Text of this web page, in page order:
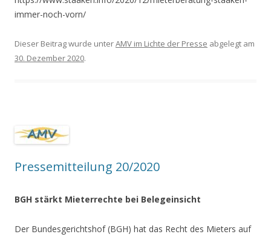
immer-noch-vorn/
Dieser Beitrag wurde unterAMV im Lichte der Presse abgelegt am
30. Dezember 2020.
Pressemitteilung 20/2020
BGH stärkt Mieterrechte bei Belegeinsicht
Der Bundesgerichtshof (BGH) hat das Recht des Mieters auf